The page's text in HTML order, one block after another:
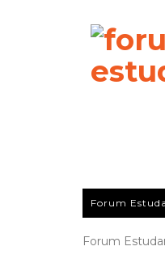
Forum
Forum